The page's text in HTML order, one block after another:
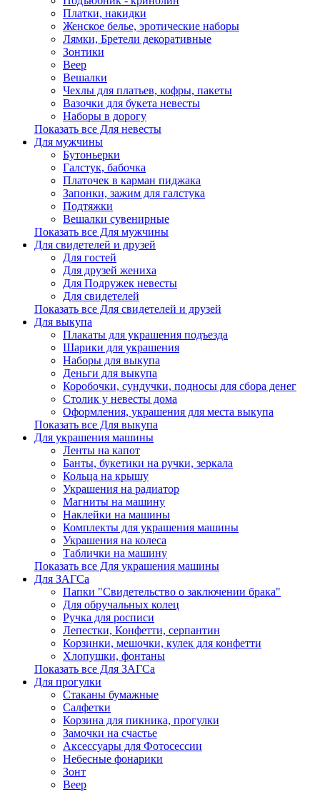
Платки, накидки
Женское белье, эротические наборы
Лямки, Бретели декоративные
Зонтики
Веер
Вешалки
Чехлы для платьев, кофры, пакеты
Вазочки для букета невесты
Наборы в дорогу
Показать все Для невесты
Для мужчины
Бутоньерки
Галстук, бабочка
Платочек в карман пиджака
Запонки, зажим для галстука
Подтяжки
Вешалки сувенирные
Показать все Для мужчины
Для свидетелей и друзей
Для гостей
Для друзей жениха
Для Подружек невесты
Для свидетелей
Показать все Для свидетелей и друзей
Для выкупа
Плакаты для украшения подъезда
Шарики для украшения
Наборы для выкупа
Деньги для выкупа
Коробочки, сундучки, подносы для сбора денег
Столик у невесты дома
Оформления, украшения для места выкупа
Показать все Для выкупа
Для украшения машины
Ленты на капот
Банты, букетики на ручки, зеркала
Кольца на крышу
Украшения на радиатор
Магниты на машину
Наклейки на машины
Комплекты для украшения машины
Украшения на колеса
Таблички на машину
Показать все Для украшения машины
Для ЗАГСа
Папки "Свидетельство о заключении брака"
Для обручальных колец
Ручка для росписи
Лепестки, Конфетти, серпантин
Корзинки, мешочки, кулек для конфетти
Хлопушки, фонтаны
Показать все Для ЗАГСа
Для прогулки
Стаканы бумажные
Салфетки
Корзина для пикника, прогулки
Замочки на счастье
Аксессуары для Фотосессии
Небесные фонарики
Зонт
Веер